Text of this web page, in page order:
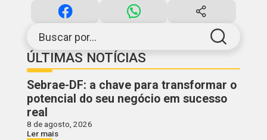
Buscar por...
ÚLTIMAS NOTÍCIAS
Sebrae-DF: a chave para transformar o
potencial do seu negócio em sucesso
real
8 de agosto, 2026
Ler mais